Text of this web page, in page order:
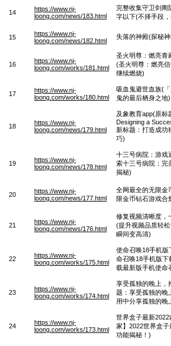
14
https://www.nj-
loong.com/news/183.html
完整收集守卫剑阁
字以下(不择手段
15
https://www.nj-
loong.com/news/182.html
失落的神殿(探秘
16
https://www.nj-
loong.com/works/181.html
圣火明尊：燃亮青
(圣火明尊：燃亮
继续燃烧)
17
https://www.nj-
loong.com/works/180.html
吸血鬼避世血族(
鬼的最后栖身之地)
18
https://www.nj-
loong.com/news/179.html
及象教育app(原标
Designing a
新标题：打造成功
巧)
19
https://www.nj-
loong.com/news/178.html
十三号病院：游戏
索十三号病院：完
揭秘)
20
https://www.nj-
loong.com/news/177.html
全网最全的无限金
限金币钻石游戏合
21
https://www.nj-
loong.com/news/176.html
修复视频清晰度，
(提升视频品质轻
瞬间变高清)
22
https://www.nj-
loong.com/works/175.html
使命召唤18手机版
命召唤18手机版下
载最新版手机使命
23
https://www.nj-
loong.com/works/174.html
享受孤独的晚上，
题：享受孤独的晚
用中分享孤独的晚
24
https://www.nj-
loong.com/works/173.html
世界盒子最新
家】2022世界盒
功能揭秘！)